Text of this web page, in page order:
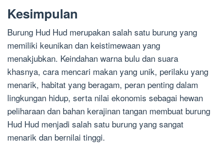
Kesimpulan
Burung Hud Hud merupakan salah satu burung yang
memiliki keunikan dan keistimewaan yang
menakjubkan. Keindahan warna bulu dan suara
khasnya, cara mencari makan yang unik, perilaku yang
menarik, habitat yang beragam, peran penting dalam
lingkungan hidup, serta nilai ekonomis sebagai hewan
peliharaan dan bahan kerajinan tangan membuat burung
Hud Hud menjadi salah satu burung yang sangat
menarik dan bernilai tinggi.